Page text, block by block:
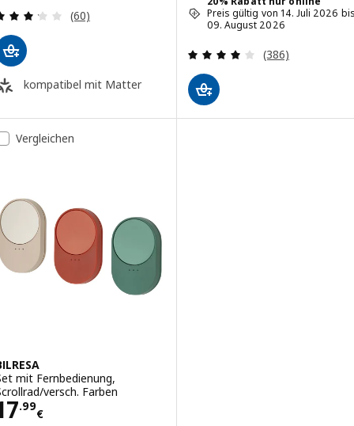
Bewertungen: 3.2 von 5 Sternen. Bewertungen
(60)
kompatibel mit Matter
Preis gültig von 14. Juli 2026
09. August 2026
Bewertungen:
(386)
Vergleichen
mit Fernbedienung,
versch. Farben
.99
€17.99€